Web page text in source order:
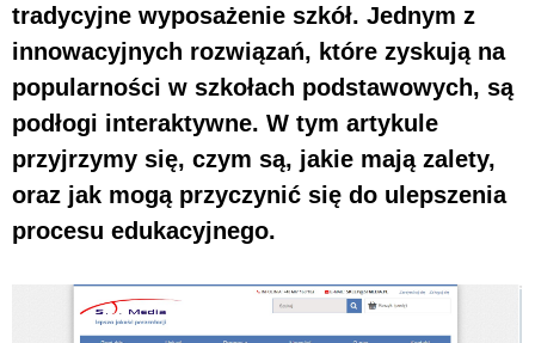
tradycyjne wyposażenie szkół. Jednym z
innowacyjnych rozwiązań, które zyskują na
popularności w szkołach podstawowych, są
podłogi interaktywne. W tym artykule
przyjrzymy się, czym są, jakie mają zalety,
oraz jak mogą przyczynić się do ulepszenia
procesu edukacyjnego.